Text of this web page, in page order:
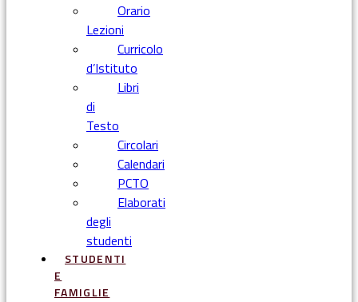
Orario
Lezioni
Curricolo
d’Istituto
Libri
di
Testo
Circolari
Calendari
PCTO
Elaborati
degli
studenti
STUDENTI
E
FAMIGLIE